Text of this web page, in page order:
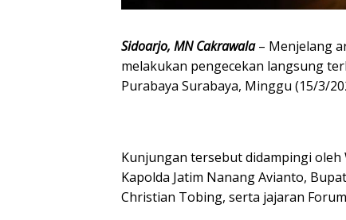
Sidoarjo, MN Cakrawala– Menjelang
melakukan pengecekan langsung
Purabaya Surabaya, Minggu (15/3/
Kunjungan tersebut didampingi oleh
Kapolda Jatim Nanang Avianto,
Christian Tobing, serta jajaran